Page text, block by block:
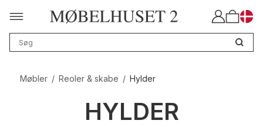
Møbler / Reoler & skabe / Hylder
HYLDER